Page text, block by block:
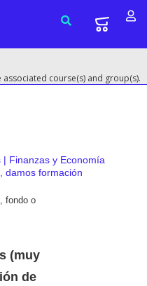
course(s) and group(s).
| Finanzas y Economía
damos formación
fondo o
(muy
de